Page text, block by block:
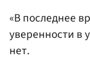
«В последнее
уверенности в
нет.